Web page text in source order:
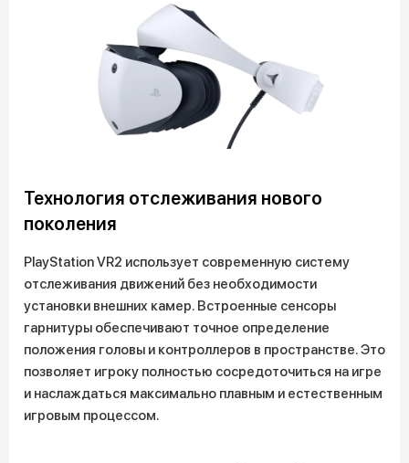
Технология отслеживания нового
поколения
PlayStation VR2 использует современную систему
отслеживания движений без необходимости
установки внешних камер. Встроенные сенсоры
гарнитуры обеспечивают точное определение
положения головы и контроллеров в пространстве. Это
позволяет игроку полностью сосредоточиться на игре
и наслаждаться максимально плавным и естественным
игровым процессом.